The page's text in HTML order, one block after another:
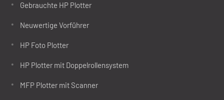
Gebrauchte HP Plotter
Neuwertige Vorführer
HP Foto Plotter
HP Plotter mit Doppelrollensystem
MFP Plotter mit Scanner